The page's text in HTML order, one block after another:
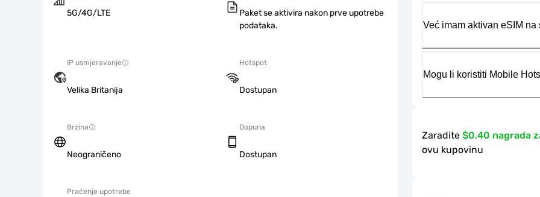
5G/4G/LTE
Paket se aktivira nakon prve upotrebe
podataka.
IP usmjeravanje
Velika Britanija
Hotspot
Dostupan
Brzina
Neograničeno
Dopuna
Dostupan
Praćenje upotrebe
Već imam aktivan eSIM
Mogu li koristiti Mobile
Zaradite $0.40 nagrada
ovu kupovinu